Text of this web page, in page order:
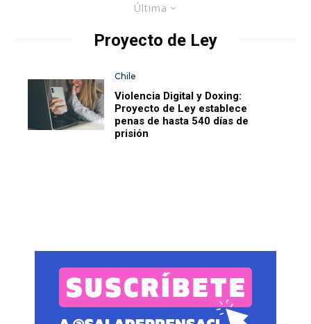
Última
Proyecto de Ley
Chile
Violencia Digital y Doxing:
Proyecto de Ley establece
penas de hasta 540 días de
prisión